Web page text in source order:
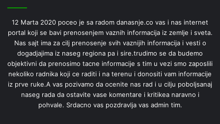
12 Marta 2020 poceo je sa radom danasnje.co vas i nas internet
portal koji se bavi prenosenjem vaznih informacija iz zemlje i sveta.
Nas sajt ima za cilj prenosenje svih vaznijih informacija i vesti o
dogadjajima iz naseg regiona pa i sire.trudimo se da budemo
objektivni da prenosimo tacne informacije s tim u vezi smo zaposlili
nekoliko radnika koji ce raditi i na terenu i donositi vam informacije
iz prve ruke.A vas pozivamo da ocenite nas rad i u cilju poboljsanaj
naseg rada da ostavite vase komentare i kritikea naravno i
pohvale. Srdacno vas pozdravlja vas admin tim.